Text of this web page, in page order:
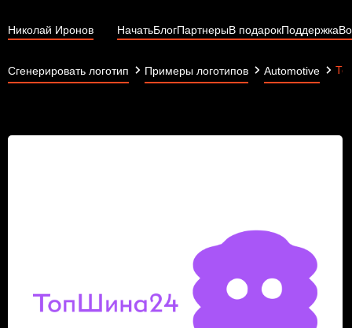
Николай Иронов НачатьБлогПартнерыВ подарокПоддержка
Сгенерировать логотип Примеры логотипов Automotive